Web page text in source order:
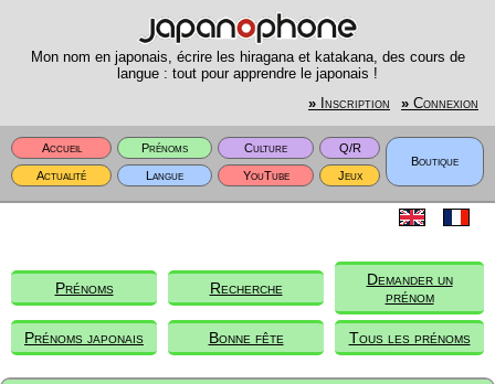
Mon nom en japonais, écrire les hiragana et katakana, des cours de
langue : tout pour apprendre le japonais !
» Inscription » Connexion
Accueil Prénoms Culture
Q/R
Boutique
Actualité
Langue YouTube Jeux
Prénoms Recherche
Demander un
prénom
Prénoms japonais Bonne fête Tous les prénoms